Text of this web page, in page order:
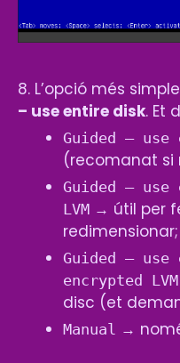
8. L’opció més
– use entire disk. Et
Guided –
(recomanat si
Guided –
LVM → útil per
Guided –
encrypted LVM
disc (et
Manual →